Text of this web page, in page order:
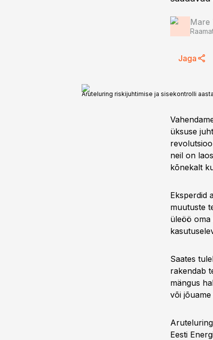
Mare
Jaga
Aruteluring riskijuhtimise ja sisekontrolli
üksuse juht
neil on
kõnekalt
Eksperdid
muutuste
üleöö oma
Saates
rakendab
mängus
või
Eesti